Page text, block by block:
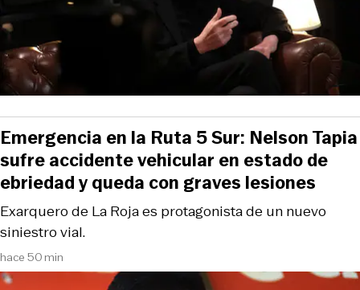
hace 50 min
Exarquero de La Roja es protagonista de un nuevo
siniestro vial.
Emergencia en la Ruta 5 Sur: Nelson Tapia
sufre accidente vehicular en estado de
ebriedad y queda con graves lesiones